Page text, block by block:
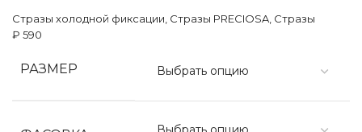
Стразы холодной фиксации Стразы PRECIOSA Стразы
₽ 590
РАЗМЕР